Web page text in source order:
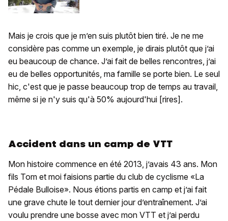
Mais je crois que je m’en suis plutôt bien tiré. Je ne me
considère pas comme un exemple, je dirais plutôt que j’ai
eu beaucoup de chance. J’ai fait de belles rencontres, j’ai
eu de belles opportunités, ma famille se porte bien. Le seul
hic, c'est que je passe beaucoup trop de temps au travail,
même si je n'y suis qu'à 50% aujourd'hui [rires].
Accident dans un camp de VTT
Mon histoire commence en été 2013, j’avais 43 ans. Mon
fils Tom et moi faisions partie du club de cyclisme «La
Pédale Bulloise». Nous étions partis en camp et j’ai fait
une grave chute le tout dernier jour d’entraînement. J’ai
voulu prendre une bosse avec mon VTT et j’ai perdu